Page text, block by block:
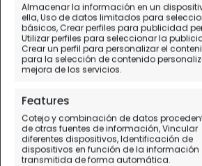
Almacenar la información en un
ella, Uso de datos limitados para
básicos, Crear perfiles para publicidad
Utilizar perfiles para seleccionar la
Crear un perfil para personalizar el
para la selección de contenido
mejora de los servicios.
Features
Cotejo y combinación de datos
de otras fuentes de información, Vincular
diferentes dispositivos, Identificación de
dispositivos en función de la información
transmitida de forma automática.